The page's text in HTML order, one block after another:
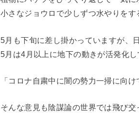
小さなジョウロで少しずつ水やりを
5月も下旬に差し掛かっていますが、
5月は4月以上に地下の動きが活発化し
「コロナ自粛中に闇の勢力一掃に向
そんな意見も陰謀論の世界では飛び交